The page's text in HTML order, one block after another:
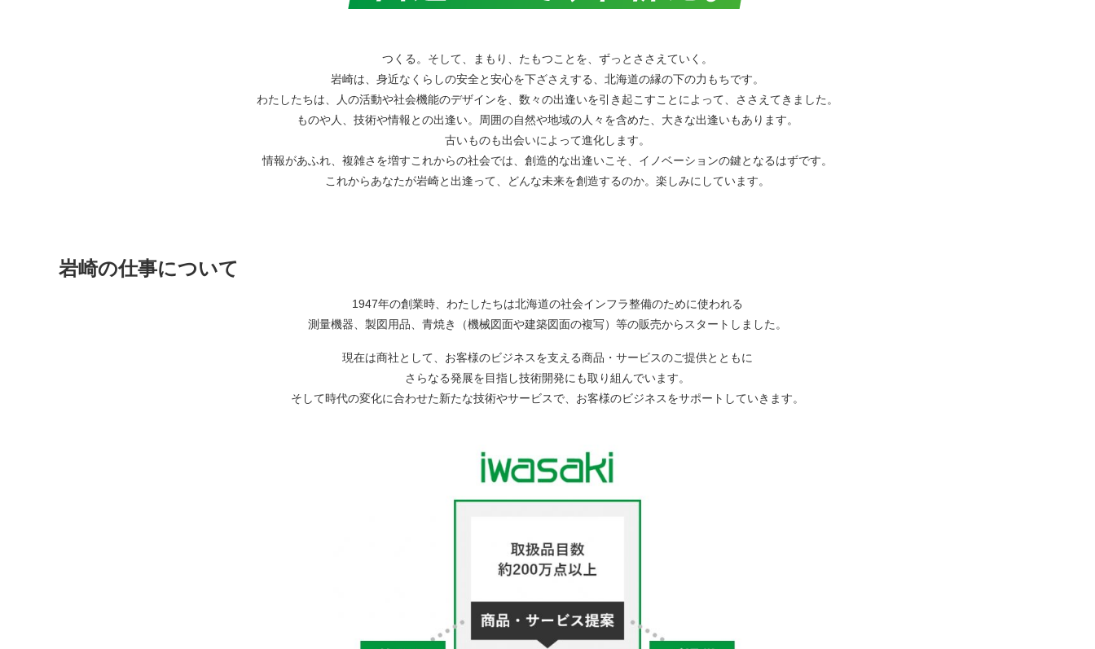
つくる。そして、まもり、たもつことを、ずっとささえていく。
岩崎は、身近なくらしの安全と安心を下ざさえする、北海道の縁の下の力もちです。
わたしたちは、人の活動や社会機能のデザインを、数々の出逢いを引き起こすことによって、ささえてきました。
ものや人、技術や情報との出逢い。周囲の自然や地域の人々を含めた、大きな出逢いもあります。
古いものも出会いによって進化します。
情報があふれ、複雑さを増すこれからの社会では、創造的な出逢いこそ、イノベーションの鍵となるはずです。
これからあなたが岩崎と出逢って、どんな未来を創造するのか。楽しみにしています。
岩崎の仕事について
1947年の創業時、わたしたちは北海道の社会インフラ整備のために使われる
測量機器、製図用品、青焼き（機械図面や建築図面の複写）等の販売からスタートしました。
現在は商社として、お客様のビジネスを支える商品・サービスのご提供とともに
さらなる発展を目指し技術開発にも取り組んでいます。
そして時代の変化に合わせた新たな技術やサービスで、お客様のビジネスをサポートしていきます。